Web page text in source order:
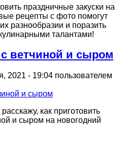
праздничные закуски на
рецепты с фото помогут
разнообразии и поразить
талантами!
ветчиной и сыром
2021 - 19:04 пользователем
как приготовить
и сыром на новогодний